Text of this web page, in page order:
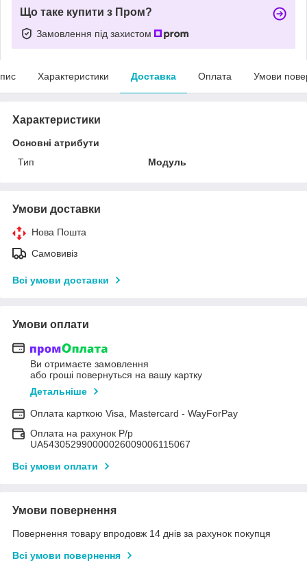
Що таке купити з Пром?
Замовлення під захистом
Характеристики Доставка Оплата Умови
Характеристики
Основні атрибути
Тип
Модуль
Умови доставки
Нова Пошта
Самовивіз
Всі умови доставки
Умови оплати
Ви отримаєте замовлення
або гроші повернуться на вашу картку
Детальніше
Оплата карткою Visa, Mastercard - WayForPay
Оплата на рахунок Р/р
UA543052990000026009006115067
Всі умови оплати
Умови повернення
Повернення товару впродовж 14 днів за рахунок покупця
Всі умови повернення